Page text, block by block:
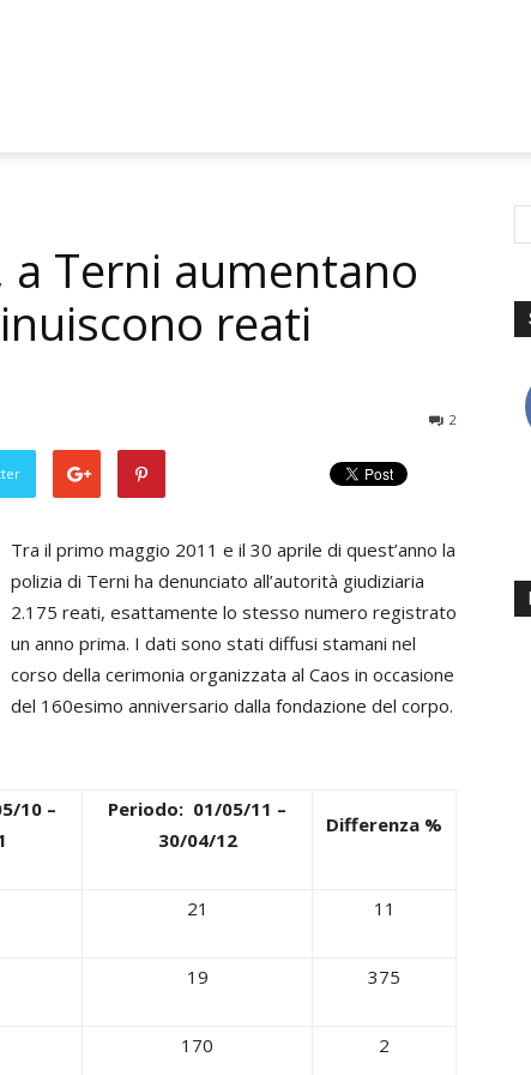
a Terni aumentano
reati
2
Tra il primo maggio 2011 e il 30 aprile di quest’anno la
polizia di Terni ha denunciato all’autorità giudiziaria
2.175 reati, esattamente lo stesso numero registrato
un anno prima. I dati sono stati diffusi stamani nel
corso della cerimonia organizzata al Caos in occasione
del 160esimo anniversario dalla fondazione del corpo.
10 –
Periodo: 01/05/11 –
30/04/12
Differenza %
21 11
19 375
170 2